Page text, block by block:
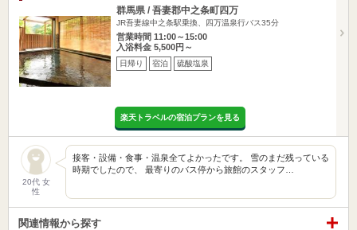
群馬県 / 吾妻郡中之条町四万
JR吾妻線中之条駅乗換、四万温泉行バス35分
営業時間 11:00～15:00
入浴料金 5,500円～
日帰り 宿泊 硫酸塩泉
楽天トラベルの宿泊プランを見る
20代 女
性
接客・設備・食事・温泉全てよかったです。 雪のまだ残っている
時期でしたので、 最寄りのバス停から旅館のスタッフ…
関連情報から探す